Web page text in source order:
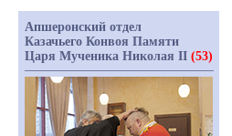
Апшеронский отдел
Казачьего Конвоя Памяти
Царя Мученика Николая II (53)